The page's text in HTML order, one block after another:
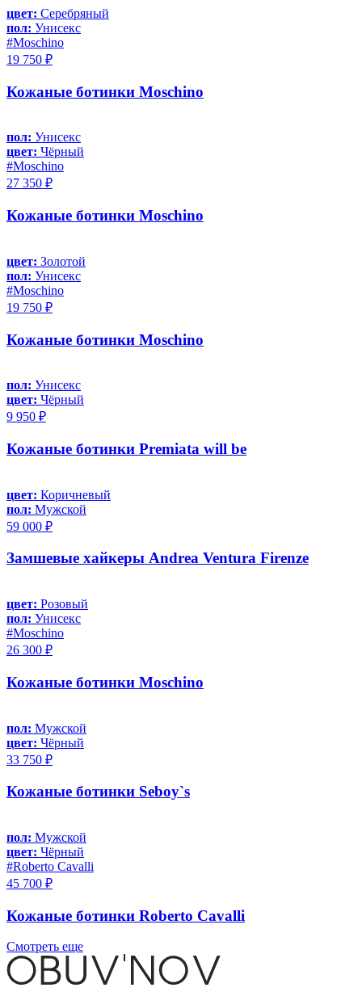
цвет: Серебряный
пол: Унисекс
#Moschino
19 750 ₽
Кожаные ботинки Moschino
пол: Унисекс
цвет: Чёрный
#Moschino
27 350 ₽
Кожаные ботинки Moschino
цвет: Золотой
пол: Унисекс
#Moschino
19 750 ₽
Кожаные ботинки Moschino
пол: Унисекс
цвет: Чёрный
9 950 ₽
Кожаные ботинки Premiata will be
цвет: Коричневый
пол: Мужской
59 000 ₽
Замшевые хайкеры Andrea Ventura Firenze
цвет: Розовый
пол: Унисекс
#Moschino
26 300 ₽
Кожаные ботинки Moschino
пол: Мужской
цвет: Чёрный
33 750 ₽
Кожаные ботинки Seboy`s
пол: Мужской
цвет: Чёрный
#Roberto Cavalli
45 700 ₽
Кожаные ботинки Roberto Cavalli
Смотреть еще